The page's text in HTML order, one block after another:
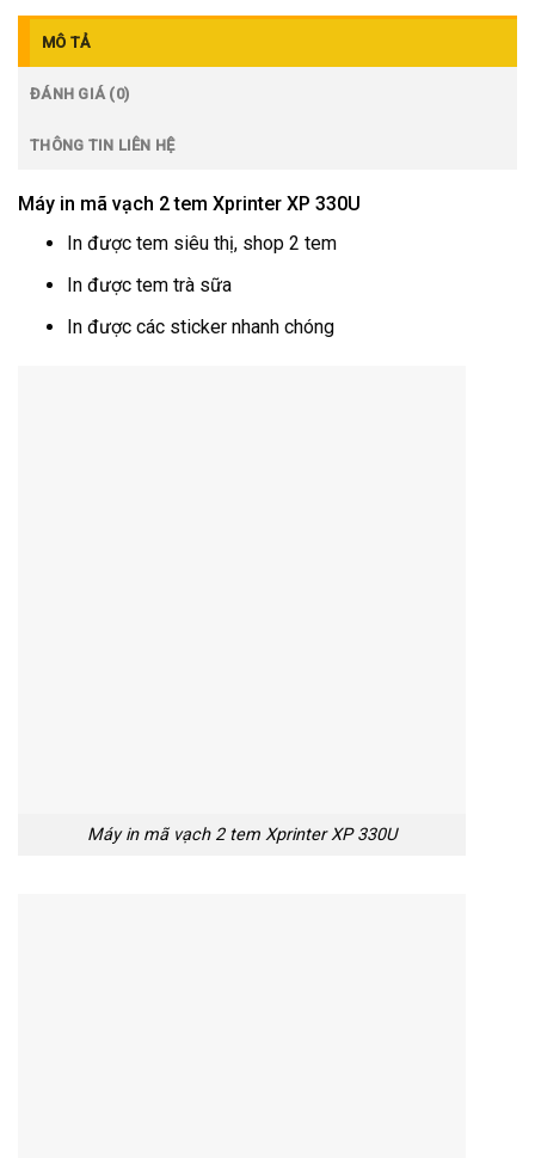
MÔ TẢ
ĐÁNH GIÁ (0)
THÔNG TIN LIÊN HỆ
Máy in mã vạch 2 tem Xprinter XP 330U
In được tem siêu thị, shop 2 tem
In được tem trà sữa
In được các sticker nhanh chóng
Máy in mã vạch 2 tem Xprinter XP 330U